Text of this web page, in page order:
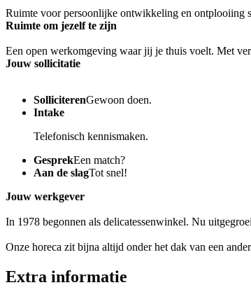
Ruimte voor persoonlijke ontwikkeling en ontplooiing
Ruimte om jezelf te zijn
Een open werkomgeving waar jij je thuis voelt. Met
Jouw sollicitatie
SolliciterenGewoon doen.
Intake
Telefonisch kennismaken.
GesprekEen match?
Aan de slagTot snel!
Jouw werkgever
In 1978 begonnen als delicatessenwinkel. Nu
Onze horeca zit bijna altijd onder het dak van een
Extra informatie